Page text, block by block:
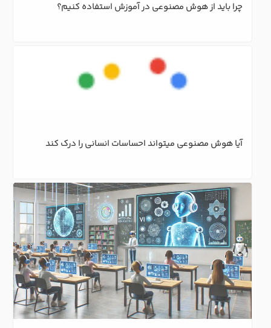
چرا باید از هوش مصنوعی در آموزش استفاده کنیم؟
آیا هوش مصنوعی میتواند احساسات انسانی را درک کند
هوش مصنوعی با نوآوری در محتوا و برنامه درسی